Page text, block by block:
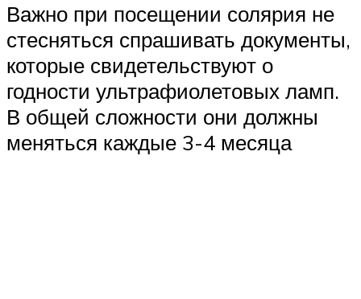
Важно при посещении солярия не
стесняться спрашивать документы,
которые свидетельствуют о
годности ультрафиолетовых ламп.
В общей сложности они должны
меняться каждые 3-4 месяца